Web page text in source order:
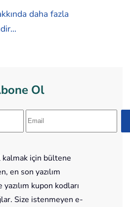
daha fazla
Ol
için bültene
en son yazılım
kupon kodları
Size istenmeyen e-